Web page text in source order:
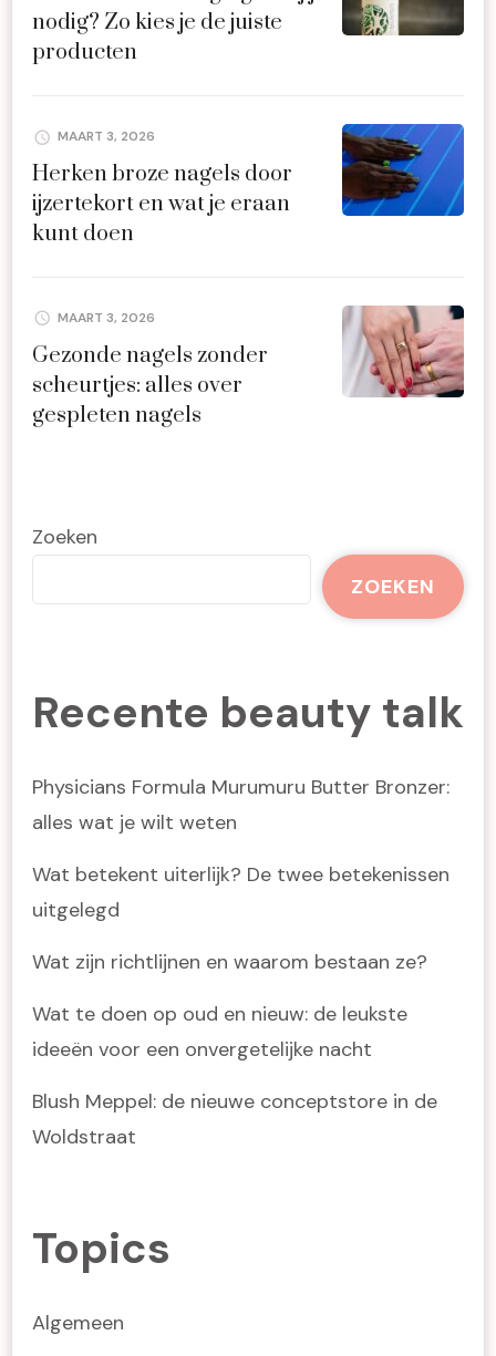
nodig? Zo kies je de juiste
producten
MAART 3, 2026
Herken broze nagels door
ijzertekort en wat je eraan
kunt doen
MAART 3, 2026
Gezonde nagels zonder
scheurtjes: alles over
gespleten nagels
Zoeken
ZOEKEN
Recente beauty talk
Physicians Formula Murumuru Butter Bronzer:
alles wat je wilt weten
Wat betekent uiterlijk? De twee betekenissen
uitgelegd
Wat zijn richtlijnen en waarom bestaan ze?
Wat te doen op oud en nieuw: de leukste
ideeën voor een onvergetelijke nacht
Blush Meppel: de nieuwe conceptstore in de
Woldstraat
Topics
Algemeen